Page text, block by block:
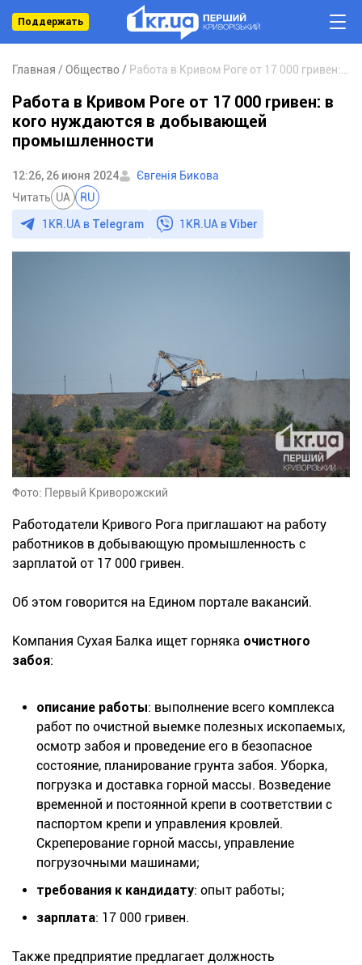
Поддержать
Главная Общество
Работа в Кривом Роге от 17 000 гривен: в
кого нуждаются в добывающей
промышленности
12:26, 26 июня 2024
Євгенія Бикова
Читать UA RU
1KR.UA в Telegram 1KR.UA вViber
Фото: Первый Криворожский
Работодатели Кривого Рога приглашают на работу
работников в добывающую промышленность с
зарплатой от 17 000 гривен.
Об этом говорится на Едином портале вакансий.
Компания Сухая Балка ищет горняка очистного
забоя:
описание работы: выполнение всего комплекса
работ по очистной выемке полезных ископаемых,
осмотр забоя и проведение его в безопасное
состояние, планирование грунта забоя. Уборка,
погрузка и доставка горной массы. Возведение
временной и постоянной крепи в соответствии с
паспортом крепи и управления кровлей.
Скреперование горной массы, управление
погрузочными машинами;
требования к кандидату: опыт работы;
зарплата: 17 000 гривен.
Также предприятие предлагает должность